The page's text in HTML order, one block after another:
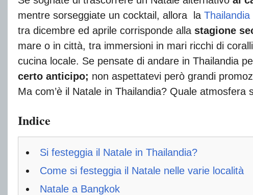
mentre sorseggiate un cocktail, allora la Thailandia
tra dicembre ed aprile corrisponde alla stagione
mare o in città, tra immersioni in mari ricchi di
cucina locale. Se pensate di andare in Thailandia
certo anticipo; non aspettatevi però grandi
Ma com’è il Natale in Thailandia? Quale atmosfera
Indice
Si festeggia il Natale in Thailandia?
Come si festeggia il Natale nelle varie località
Natale a Bangkok